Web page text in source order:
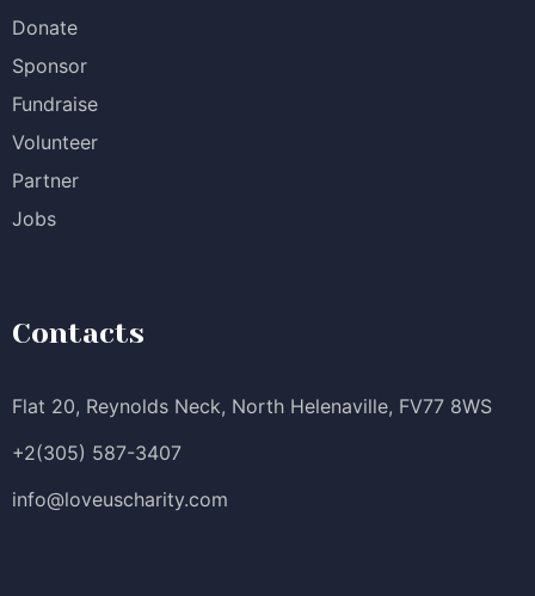
Donate
Sponsor
Fundraise
Volunteer
Partner
Jobs
Contacts
Flat 20, Reynolds Neck, North Helenaville, FV77 8WS
+2(305) 587-3407
info@loveuscharity.com